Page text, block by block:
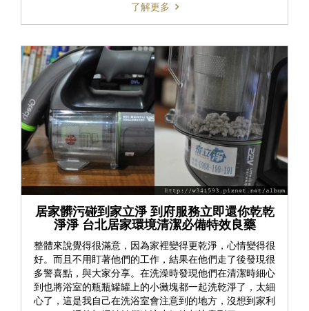
了解更多
居家髒污碰到家立淨 到府服務立即還你乾乾
淨淨 台北居家環境清潔必備特效良藥
整體來說覺得很滿意，因為家裡變得更乾淨，心情變得很
好。而且不用盯著他們的工作，結果在他們走了後發現很
多警喜點，與大家分享。在洗澡時發現他們在清潔時細心
到也將浴室的瓶瓶罐罐上的小黴塊都一起洗乾淨了，太細
心了，這是我自己在洗浴室會注意到的地方，沒想到家利